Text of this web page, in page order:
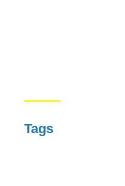
Tags